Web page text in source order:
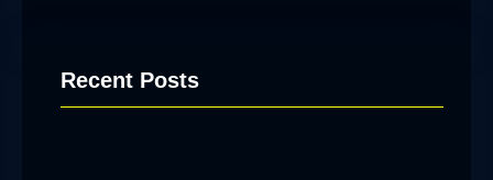
Recent Posts